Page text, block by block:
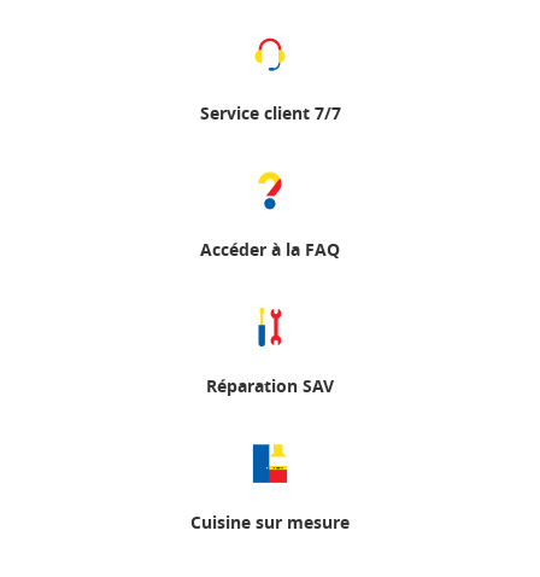
Service client 7/7
Accéder à la FAQ
Réparation SAV
Cuisine sur mesure